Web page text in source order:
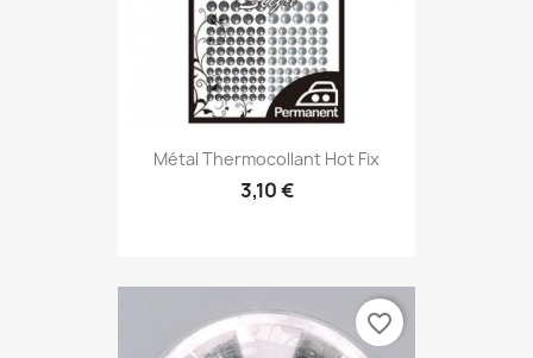
Métal Thermocollant Hot Fix
3,10 €
favorite_border